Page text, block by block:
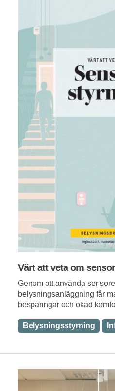
Värt att veta om
Genom att använda
belysningsanläggning får
besparingar och ökad
Belysningsstyrning